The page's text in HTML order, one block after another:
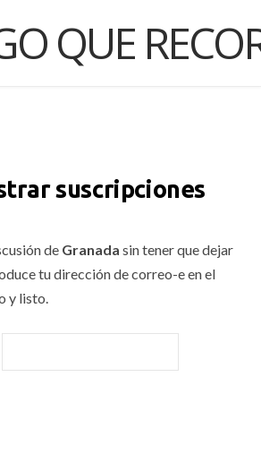
suscripciones
de Granada sin tener que dejar
tu dirección de correo-e en el
y listo.